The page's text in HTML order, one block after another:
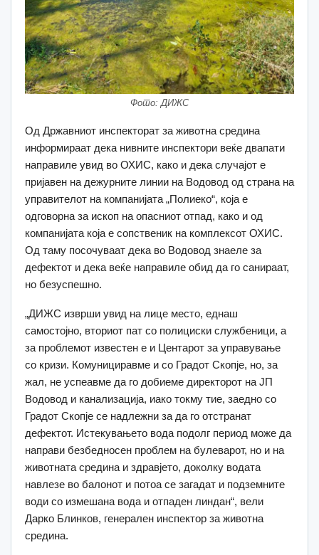
Фото: ДИЖС
Од Државниот инспекторат за животна средина
информираат дека нивните инспектори веќе двапати
направиле увид во ОХИС, како и дека случајот е
пријавен на дежурните линии на Водовод од страна на
управителот на компанијата „Полиеко“, која е
одговорна за ископ на опасниот отпад, како и од
компанијата која е сопственик на комплексот ОХИС.
Од таму посочуваат дека во Водовод знаеле за
дефектот и дека веќе направиле обид да го санираат,
но безуспешно.
„ДИЖС изврши увид на лице место, еднаш
самостојно, вториот пат со полициски службеници, а
за проблемот известен е и Центарот за управување
со кризи. Комунициравме и со Градот Скопје, но, за
жал, не успеавме да го добиеме директорот на ЈП
Водовод и канализација, иако токму тие, заедно со
Градот Скопје се надлежни за да го отстранат
дефектот. Истекувањето вода подолг период може да
направи безбедносен проблем на булеварот, но и на
животната средина и здравјето, доколку водата
навлезе во балонот и потоа се загадат и подземните
води со измешана вода и отпаден линдан“, вели
Дарко Блинков, генерален инспектор за животна
средина.